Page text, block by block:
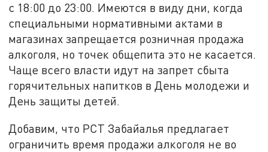
с 18:00 до 23:00. Имеются в виду дни, когда
специальными нормативными актами в
магазинах запрещается розничная продажа
алкоголя, но точек общепита это не касается.
Чаще всего власти идут на запрет сбыта
горячительных напитков в День молодежи и
День защиты детей.
Добавим, что РСТ Забайалья предлагает
ограничить время продажи алкоголя не во